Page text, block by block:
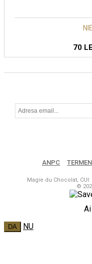
70
ANPC
Magie du Chocolat, CUI:
©
DA NU